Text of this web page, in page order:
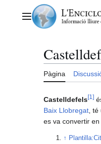
contingutMenú principal
Pàgina
Castelldefels[1 ]
Baix Llobregat ,
es va convertir
↑